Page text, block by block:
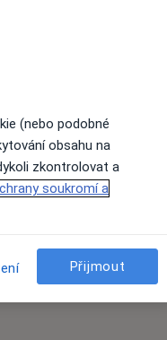
(nebo podobné
obsahu na
zkontrolovat a
soukromí a
Přijmout